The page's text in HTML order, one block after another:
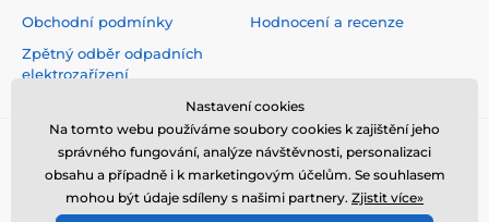
Obchodní podmínky
Zpětný odběr odpadních
elektrozařízení
Hodnocení a recenze
Nastavení cookies
Na tomto webu používáme soubory cookies k zajištění jeho
správného fungování, analýze návštěvnosti, personalizaci
obsahu a případně i k marketingovým účelům. Se souhlasem
mohou být údaje sdíleny s našimi partnery. Zjistit více»